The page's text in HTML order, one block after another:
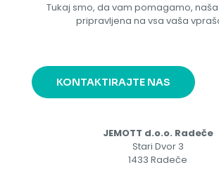
Tukaj smo, da vam pomagamo,
pripravljena na vsa vaša
KONTAKTIRAJTE NAS
JEMOTT d.o.o. Radeče
Stari Dvor 3
1433 Radeče